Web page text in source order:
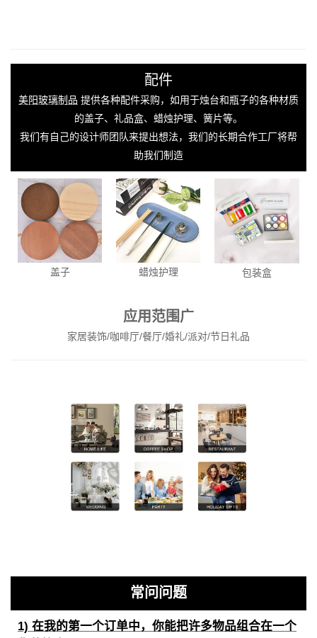
配件
美阳玻璃制品 提供各种配件采购，如用于烛台和瓶子的各种材质
的盖子、礼品盒、蜡烛护理、簧片等。
我们有自己的设计师团队来提出想法，我们的长期合作工厂将帮
助我们制造
盖子 蜡烛护理 包装盒
应用范围广
家居装饰/咖啡厅/餐厅/婚礼/派对/节日礼品
常问问题
1) 在我的第一个订单中，你能把许多物品组合在一个